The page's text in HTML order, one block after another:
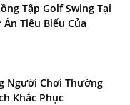
Tập Golf Swing Tại
Án Tiêu Biểu Của
Người Chơi Thường
Khắc Phục